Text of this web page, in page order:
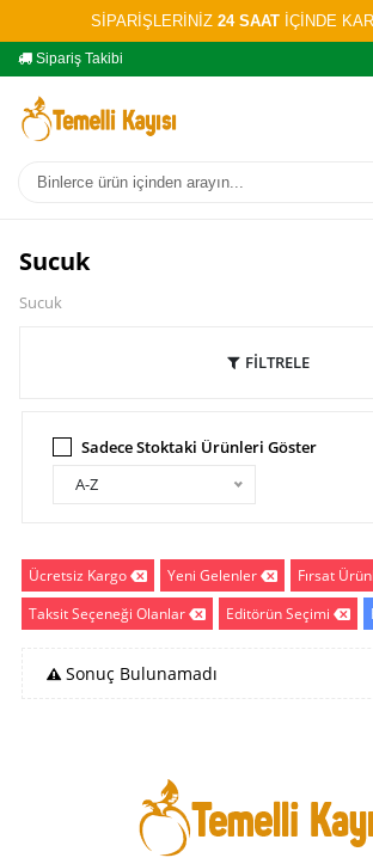
SİPARİŞLERİNİZ24 SAAT İÇİNDE
Sipariş Takibi
Sucuk
Sucuk
FİLTRELE
Sadece Stoktaki Ürünleri Göster
A-Z
Ücretsiz Kargo Yeni Gelenler
Fırsat
Taksit Seçeneği Olanlar
Editörün Seçimi
Sonuç Bulunamadı